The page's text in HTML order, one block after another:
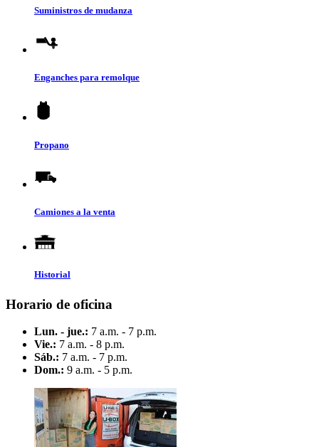
Suministros de mudanza
Enganches para remolque
Propano
Camiones a la venta
Historial
Horario de oficina
Lun. - jue.: 7 a.m. - 7 p.m.
Vie.: 7 a.m. - 8 p.m.
Sáb.: 7 a.m. - 7 p.m.
Dom.: 9 a.m. - 5 p.m.